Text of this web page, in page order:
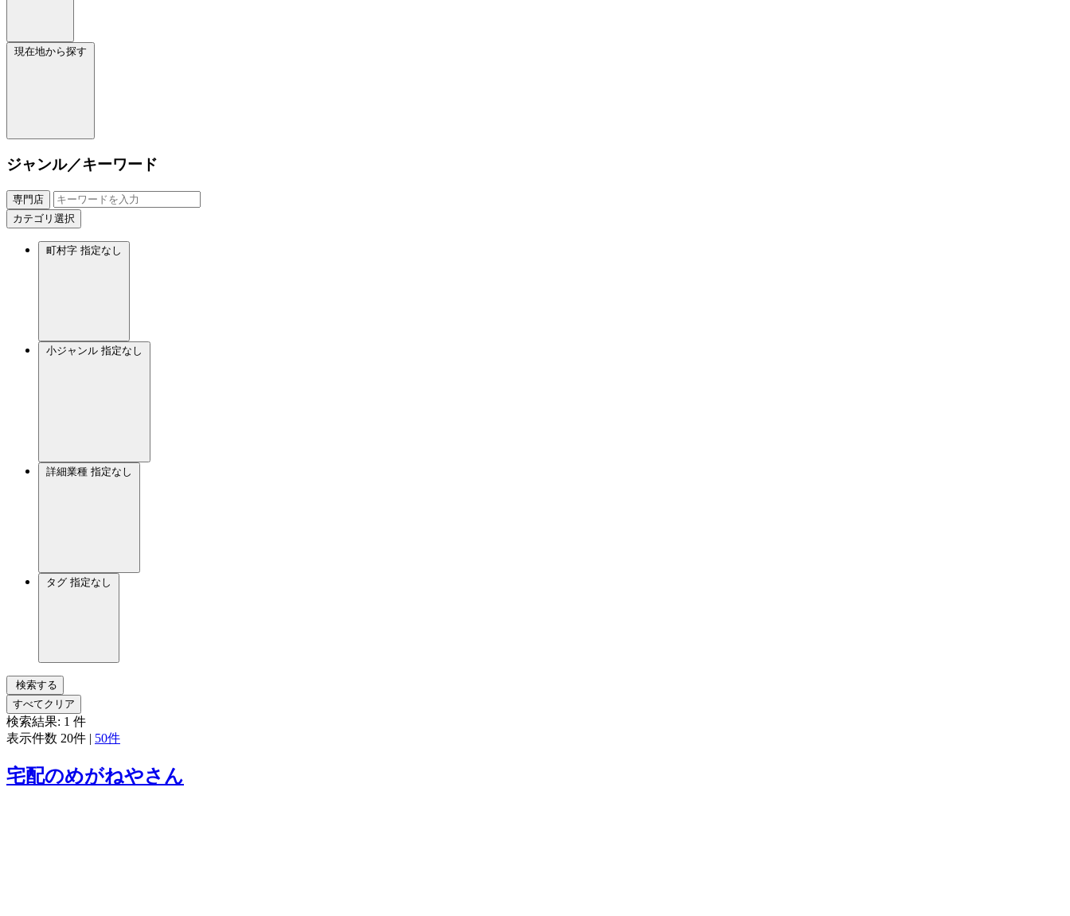
現在地から探す
ジャンル／キーワード
専門店
カテゴリ選択
町村字 指定なし
小ジャンル 指定なし
詳細業種 指定なし
タグ 指定なし
検索する
すべてクリア
検索結果: 1 件
表示件数 20件 | 50件
宅配のめがねやさん